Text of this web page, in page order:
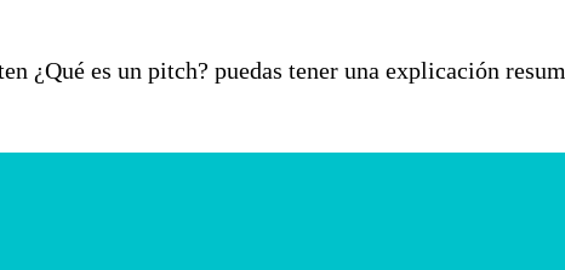
¿Qué es un pitch? puedas tener una explicación